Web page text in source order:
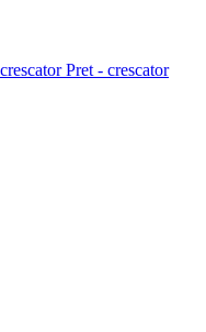
Pret - crescator